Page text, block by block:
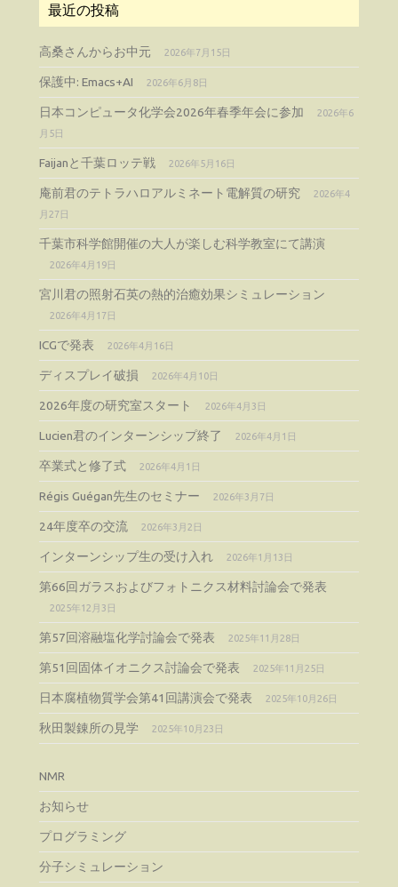
最近の投稿
高桑さんからお中元 2026年7月15日
保護中: Emacs+AI 2026年6月8日
日本コンピュータ化学会2026年春季年会に参加
2026年6
月5日
Faijanと千葉ロッテ戦 2026年5月16日
庵前君のテトラハロアルミネート電解質の研究
2026年4
月27日
千葉市科学館開催の大人が楽しむ科学教室にて講演
2026年4月19日
宮川君の照射石英の熱的治癒効果シミュレーション
2026年4月17日
ICGで発表 2026年4月16日
ディスプレイ破損 2026年4月10日
2026年度の研究室スタート 2026年4月3日
Lucien君のインターンシップ終了 2026年4月1日
卒業式と修了式 2026年4月1日
Régis Guégan先生のセミナー 2026年3月7日
24年度卒の交流 2026年3月2日
インターンシップ生の受け入れ 2026年1月13日
第66回ガラスおよびフォトニクス材料討論会で発表
2025年12月3日
第57回溶融塩化学討論会で発表 2025年11月28日
第51回固体イオニクス討論会で発表 2025年11月25日
日本腐植物質学会第41回講演会で発表 2025年10月26日
秋田製錬所の見学 2025年10月23日
NMR
お知らせ
プログラミング
分子シミュレーション